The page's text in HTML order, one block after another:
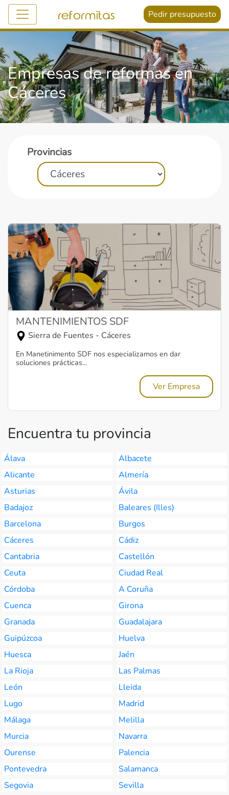
Pedir presupuesto
Empresas de reformas en
Cáceres
Provincias
MANTENIMIENTOS SDF
Sierra de Fuentes - Cáceres
En Manetinimento SDF nos especializamos en dar
soluciones prácticas...
Ver Empresa
Encuentra tu provincia
Álava
Albacete
Alicante
Almería
Asturias
Ávila
Badajoz
Baleares (Illes)
Barcelona
Burgos
Cáceres
Cádiz
Cantabria
Castellón
Ceuta
Ciudad Real
Córdoba
A Coruña
Cuenca
Girona
Granada
Guadalajara
Guipúzcoa
Huelva
Huesca
Jaén
La Rioja
Las Palmas
León
Lleida
Lugo
Madrid
Málaga
Melilla
Murcia
Navarra
Ourense
Palencia
Pontevedra
Salamanca
Segovia
Sevilla